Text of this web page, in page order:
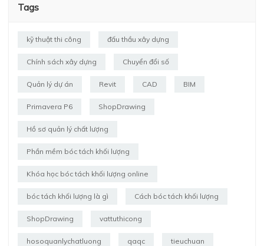
Tags
kỹ thuật thi công đấu thầu xây dựng
Chính sách xây dựng Chuyển đổi số
Quản lý dự án Revit CAD BIM
Primavera P6 ShopDrawing
Hồ sơ quản lý chất lượng
Phần mềm bóc tách khối lượng
Khóa học bóc tách khối lượng online
bóc tách khối lượng là gì Cách bóc tách khối lượng
ShopDrawing vattuthicong
hosoquanlychatluong qaqc tieuchuan